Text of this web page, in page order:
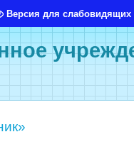
Версия для слабовидящих